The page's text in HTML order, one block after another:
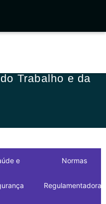
Trabalho e da
e Normas
Regulamentadoras